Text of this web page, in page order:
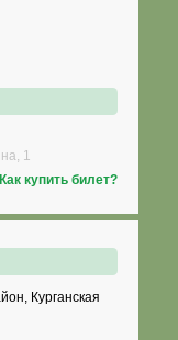
1
Как купить билет?
Курганская